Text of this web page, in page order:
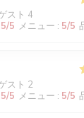
スト 4
5/5 メニュー : 5/5
スト 2
5/5 メニュー : 5/5